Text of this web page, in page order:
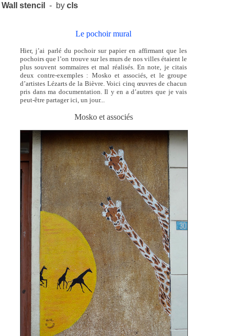
Wall stencil - bycls
Le pochoir mural
Hier, j’ai parlé du pochoir sur papier en affirmant que les
pochoirs que l’on trouve sur les murs de nos villes étaient le
plus souvent sommaires et mal réalisés. En note, je citais
deux contre-exemples : Mosko et associés, et le groupe
d’artistes Lézarts de la Bièvre. Voici cinq œuvres de chacun
pris dans ma documentation. Il y en a d’autres que je vais
peut-être partager ici, un jour...
Mosko et associés